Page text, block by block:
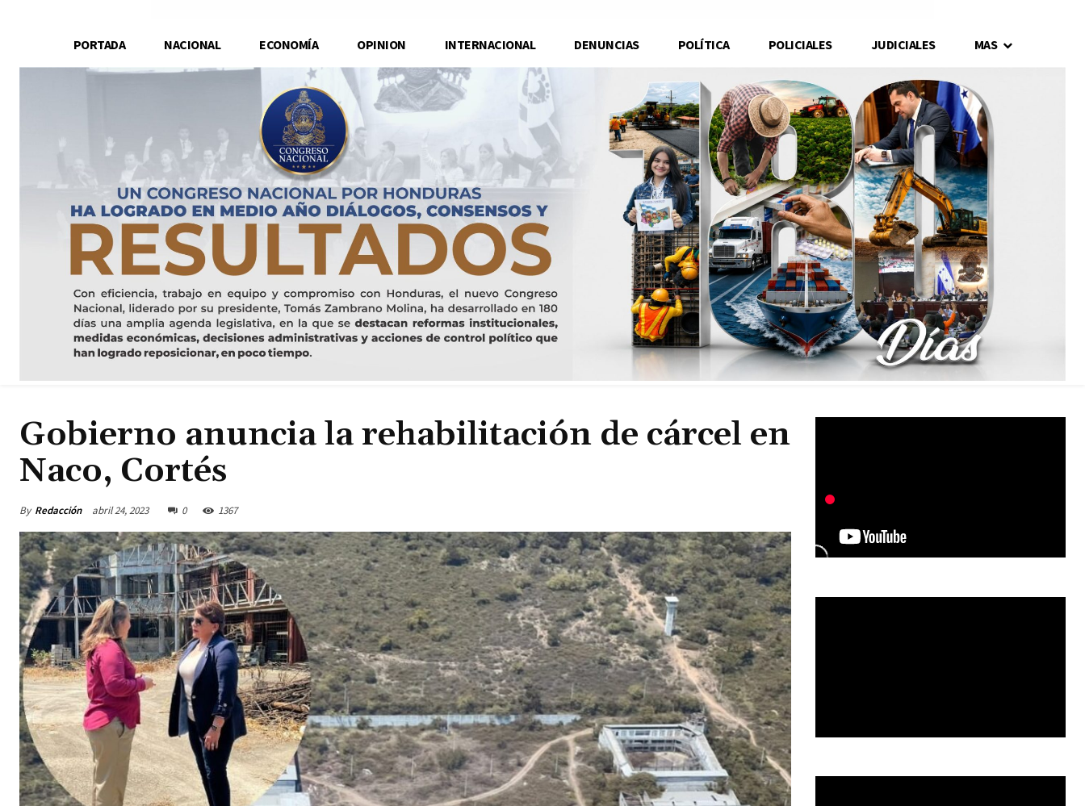
PORTADA NACIONAL ECONOMÍA OPINION INTERNACIONAL DENUNCIAS POLÍTICA POLICIALES JUDICIALES MAS
Gobierno anuncia la rehabilitación de cárcel en
Naco, Cortés
By Redacción abril 24, 2023 0 1367